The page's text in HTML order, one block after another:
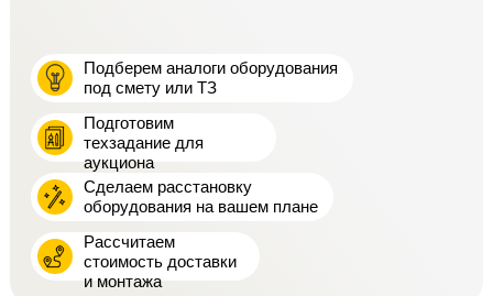
Подберем аналоги оборудования
под смету или ТЗ
Подготовим
техзадание для
аукциона
Сделаем расстановку
оборудования на вашем плане
Рассчитаем
стоимость доставки
и монтажа